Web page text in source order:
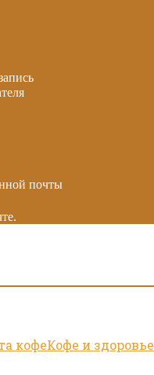
почты
кофеКофе и здоровье